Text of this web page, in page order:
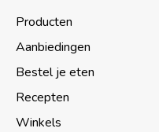
Producten
Aanbiedingen
Bestel je eten
Recepten
Winkels